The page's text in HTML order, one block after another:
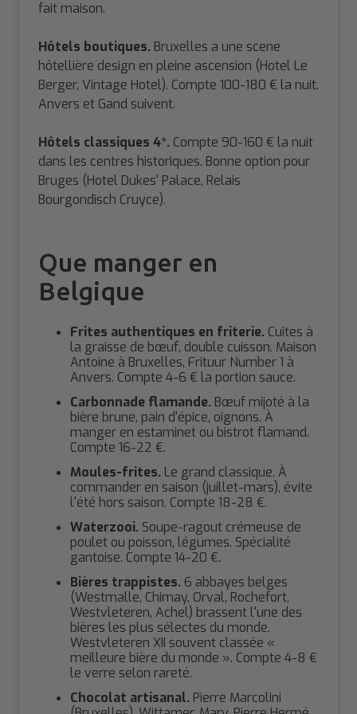
fait maison.
Hôtels boutiques. Bruxelles a une scene
hôtellière design en pleine ascension (Hotel Le
Berger, Vintage Hotel). Compte 100-180 € la nuit.
Anvers et Gand suivent.
Hôtels classiques 4*. Compte 90-160 € la nuit
dans les centres historiques. Bonne option pour
Bruges (Hotel Dukes' Palace, Relais
Bourgondisch Cruyce).
Que manger en
Belgique
Frites authentiques en friterie. Cuites à
la graisse de bœuf, double cuisson. Maison
Antoine à Bruxelles, Frituur Number 1 à
Anvers. Compte 4-6 € la portion sauce.
Carbonnade flamande. Bœuf mijoté à la
bière brune, pain d'épice, oignons. À
manger en estaminet ou bistrot flamand.
Compte 16-22 €.
Moules-frites. Le grand classique. À
commander en saison (juillet-mars), évite
l'été hors saison. Compte 18-28 €.
Waterzooi. Soupe-ragout crémeuse de
poulet ou poisson, légumes. Spécialité
gantoise. Compte 14-20 €.
Bières trappistes. 6 abbayes belges
(Westmalle, Chimay, Orval, Rochefort,
Westvleteren, Achel) brassent l'une des
bières les plus sélectes du monde.
Westvleteren XII souvent classée «
meilleure bière du monde ». Compte 4-8 €
le verre selon rareté.
Chocolat artisanal. Pierre Marcolini